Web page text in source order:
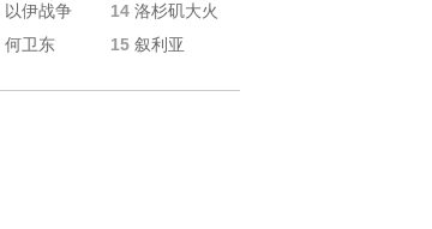
以伊战争 14 洛杉矶大火
何卫东 15 叙利亚